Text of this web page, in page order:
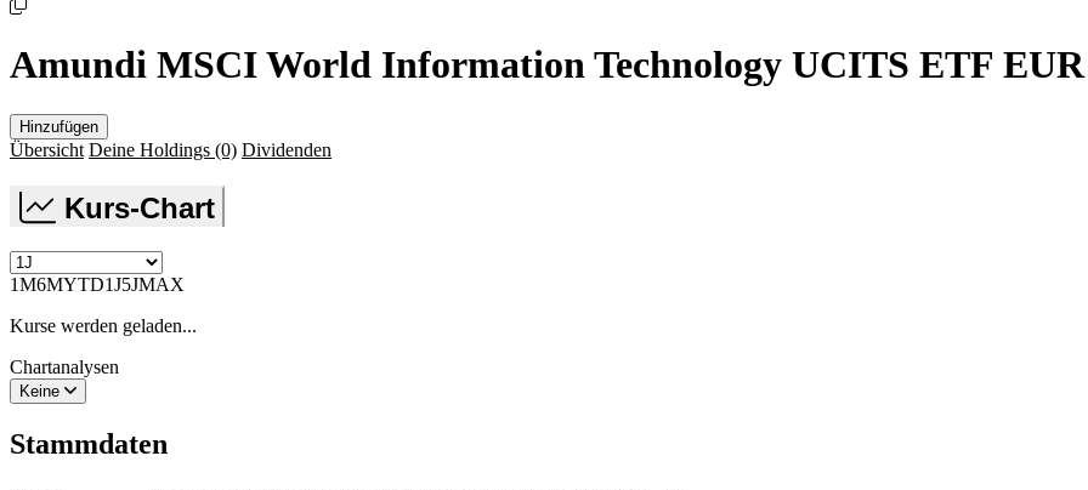
Amundi MSCI World Information Technology UCITS ETF EUR
Hinzufügen
Übersicht Deine Holdings (0) Dividenden
Kurs-Chart
1M6MYTD1J5JMAX
Kurse werden geladen...
Chartanalysen
Keine
Stammdaten